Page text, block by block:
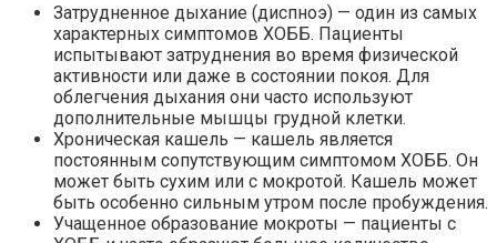
Затрудненное дыхание (диспноэ) — один из самых
характерных симптомов ХОББ. Пациенты
испытывают затруднения во время физической
активности или даже в состоянии покоя. Для
облегчения дыхания они часто используют
дополнительные мышцы грудной клетки.
Хроническая кашель — кашель является
постоянным сопутствующим симптомом ХОББ. Он
может быть сухим или с мокротой. Кашель может
быть особенно сильным утром после пробуждения.
Учащенное образование мокроты — пациенты с